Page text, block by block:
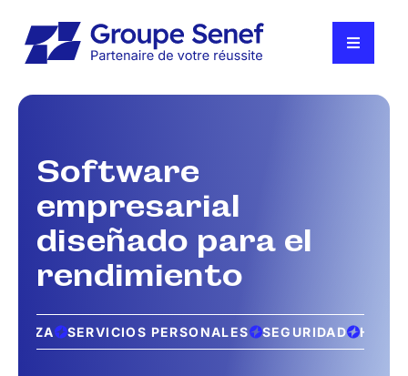
contenido
Alternar
Soluciones
Quiénes somos
Noticias
Únete a nosotros
Software
empresarial
diseñado para el
rendimiento
SERVICIOS PERSONALES SEGURIDAD